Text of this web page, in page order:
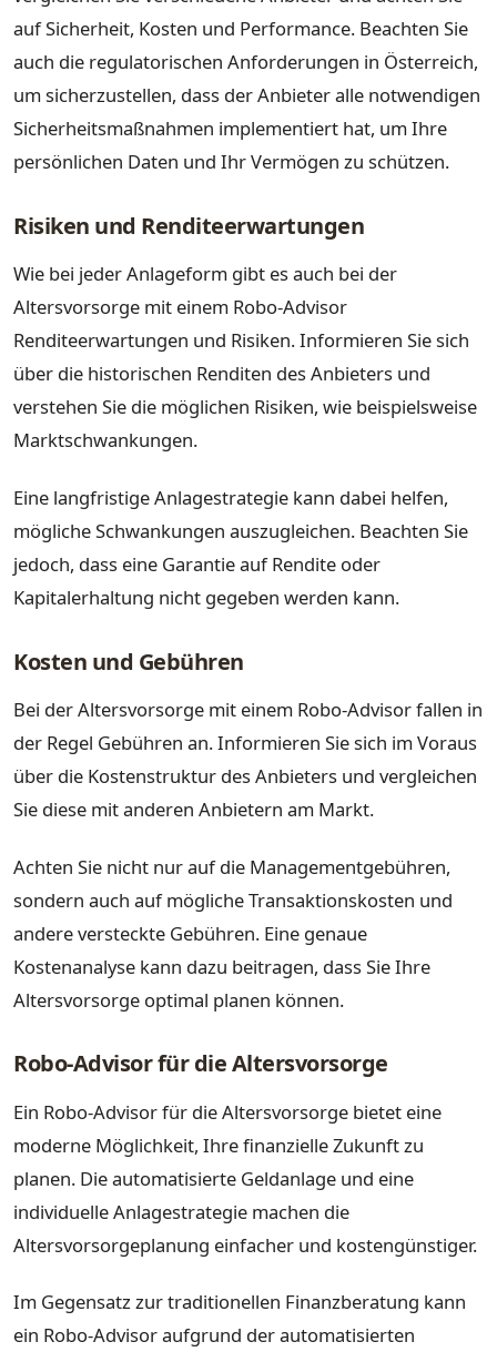
auf Sicherheit, Kosten und Performance. Beachten Sie
auch die regulatorischen Anforderungen in Österreich,
um sicherzustellen, dass der Anbieter alle notwendigen
Sicherheitsmaßnahmen implementiert hat, um Ihre
persönlichen Daten und Ihr Vermögen zu schützen.
Risiken und Renditeerwartungen
Wie bei jeder Anlageform gibt es auch bei der
Altersvorsorge mit einem Robo-Advisor
Renditeerwartungen und Risiken. Informieren Sie sich
über die historischen Renditen des Anbieters und
verstehen Sie die möglichen Risiken, wie beispielsweise
Marktschwankungen.
Eine langfristige Anlagestrategie kann dabei helfen,
mögliche Schwankungen auszugleichen. Beachten Sie
jedoch, dass eine Garantie auf Rendite oder
Kapitalerhaltung nicht gegeben werden kann.
Kosten und Gebühren
Bei der Altersvorsorge mit einem Robo-Advisor fallen in
der Regel Gebühren an. Informieren Sie sich im Voraus
über die Kostenstruktur des Anbieters und vergleichen
Sie diese mit anderen Anbietern am Markt.
Achten Sie nicht nur auf die Managementgebühren,
sondern auch auf mögliche Transaktionskosten und
andere versteckte Gebühren. Eine genaue
Kostenanalyse kann dazu beitragen, dass Sie Ihre
Altersvorsorge optimal planen können.
Robo-Advisor für die Altersvorsorge
Ein Robo-Advisor für die Altersvorsorge bietet eine
moderne Möglichkeit, Ihre finanzielle Zukunft zu
planen. Die automatisierte Geldanlage und eine
individuelle Anlagestrategie machen die
Altersvorsorgeplanung einfacher und kostengünstiger.
Im Gegensatz zur traditionellen Finanzberatung kann
ein Robo-Advisor aufgrund der automatisierten